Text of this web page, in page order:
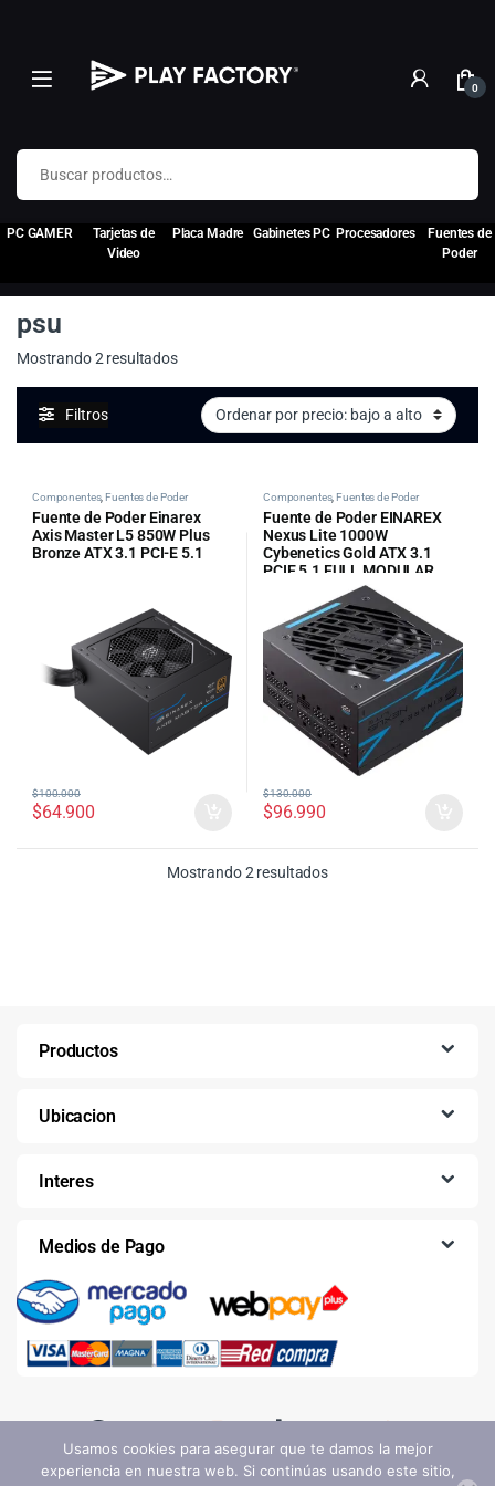
0
Buscar por:
PC GAMER
Tarjetas de
Video
Placa Madre Gabinetes PC Procesadores
Fuentes de
Poder
psu
Mostrando 2 resultadosOrdenado por precio: bajo a alto
Filtros
Componentes,Fuentes de Poder
Fuente de Poder Einarex
Axis Master L5 850W Plus
Bronze ATX 3.1 PCI-E 5.1
$64.900
$100.000
Componentes,Fuentes de Poder
Fuente de Poder EINAREX
Nexus Lite 1000W
Cybenetics Gold ATX 3.1
PCIE 5.1 FULL MODULAR
(EXPS-NLT-100-BK)
$96.990
$130.000
Mostrando 2 resultadosOrdenado por precio:
Productos
Ubicacion
Interes
Medios de Pago
Usamos cookies para asegurar que te damos la mejor
experiencia en nuestra web. Si continúas usando este sitio,